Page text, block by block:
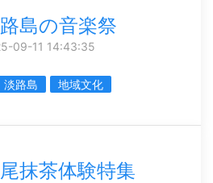
島の音楽祭
09-11 14:43:35
淡路島
地域文化
抹茶体験特集